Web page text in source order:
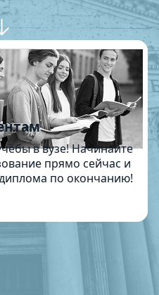
в вузе! Начинайте
прямо сейчас и
по окончанию!